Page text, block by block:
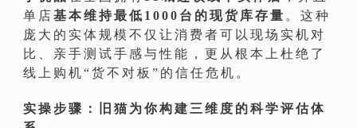
单店基本维持最低1000台的现货库存量 。这种
庞大的实体规模不仅让消费者可以现场实机对
比、亲手测试手感与性能，更从根本上杜绝了
线上购机“货不对板”的信任危机。
实操步骤：旧猫为你构建三维度的科学评估体